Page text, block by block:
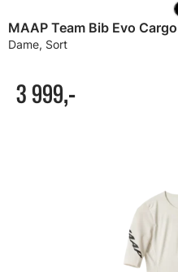
MAAP Team Bib Evo
Dame, Sort
3 999,-